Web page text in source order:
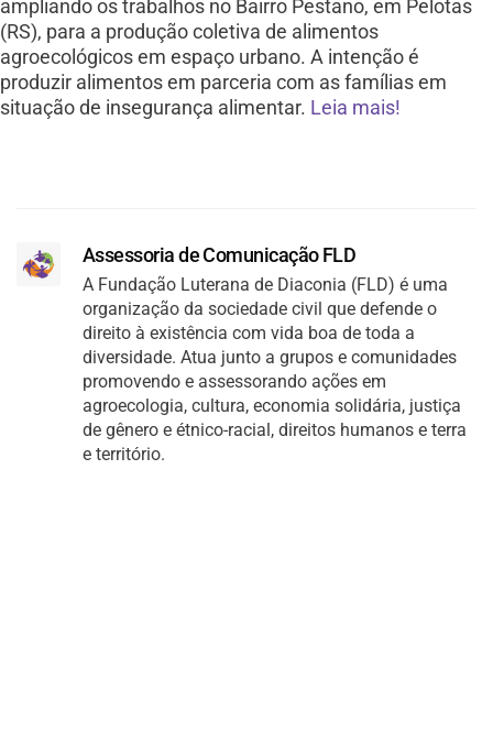
ampliando os trabalhos no Bairro Pestano, em Pelotas
(RS), para a produção coletiva de alimentos
agroecológicos em espaço urbano. A intenção é
produzir alimentos em parceria com as famílias em
situação de insegurança alimentar. Leia mais!
Assessoria de Comunicação FLD
A Fundação Luterana de Diaconia (FLD) é uma
organização da sociedade civil que defende o
direito à existência com vida boa de toda a
diversidade. Atua junto a grupos e comunidades
promovendo e assessorando ações em
agroecologia, cultura, economia solidária, justiça
de gênero e étnico-racial, direitos humanos e terra
e território.